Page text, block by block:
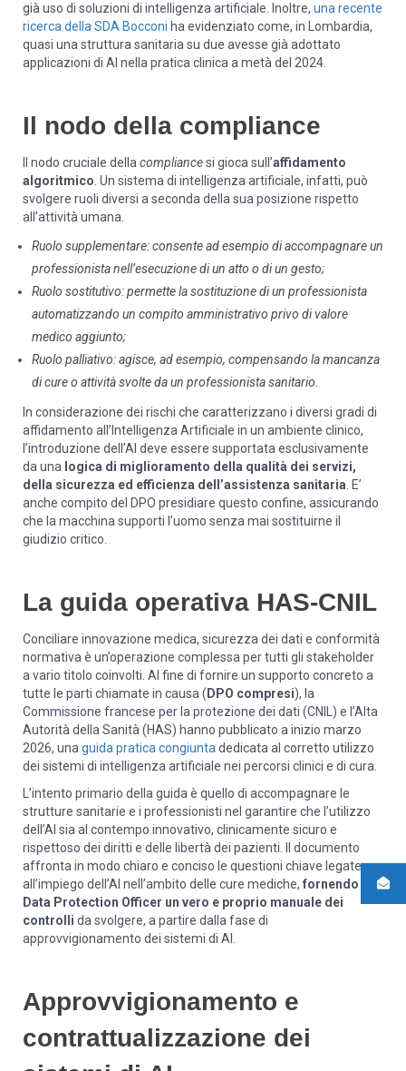
già uso di soluzioni di intelligenza artificiale. Inoltre, una recente
ricerca della SDA Bocconi ha evidenziato come, in Lombardia,
quasi una struttura sanitaria su due avesse già adottato
applicazioni di AI nella pratica clinica a metà del 2024.
Il nodo della compliance
Il nodo cruciale dellacompliancesi gioca sull’affidamento
algoritmico. Un sistema di intelligenza artificiale, infatti, può
svolgere ruoli diversi a seconda della sua posizione rispetto
all’attività umana.
Ruolo supplementare: consente ad esempio di accompagnare un
professionista nell’esecuzione di un atto o di un gesto;
Ruolo sostitutivo: permette la sostituzione di un professionista
automatizzando un compito amministrativo privo di valore
medico aggiunto;
Ruolo palliativo: agisce, ad esempio, compensando la mancanza
di cure o attività svolte da un professionista sanitario.
In considerazione dei rischi che caratterizzano i diversi gradi di
affidamento all’Intelligenza Artificiale in un ambiente clinico,
l’introduzione dell’AI deve essere supportata esclusivamente
da una logica di miglioramento della qualità dei servizi,
della sicurezza ed efficienza dell’assistenza sanitaria. E’
anche compito del DPO presidiare questo confine, assicurando
che la macchina supporti l’uomo senza mai sostituirne il
giudizio critico.
La guida operativa HAS-CNIL
Conciliare innovazione medica, sicurezza dei dati e conformità
normativa è un’operazione complessa per tutti gli stakeholder
a vario titolo coinvolti. Al fine di fornire un supporto concreto a
tutte le parti chiamate in causa ( DPO compresi), la
Commissione francese per la protezione dei dati (CNIL) e l’Alta
Autorità della Sanità (HAS) hanno pubblicato a inizio marzo
2026, unaguida pratica congiuntadedicata al corretto utilizzo
dei sistemi di intelligenza artificiale nei percorsi clinici e di cura.
L’intento primario della guida è quello di accompagnare le
strutture sanitarie e i professionisti nel garantire che l’utilizzo
dell’AI sia al contempo innovativo, clinicamente sicuro e
rispettoso dei diritti e delle libertà dei pazienti. Il documento
affronta in modo chiaro e conciso le questioni chiave legate
all’impiego dell’AI nell’ambito delle cure mediche, fornendo ai
Data Protection Officer un vero e proprio manuale dei
controlli da svolgere, a partire dalla fase di
approvvigionamento dei sistemi di AI.
Approvvigionamento e
contrattualizzazione dei